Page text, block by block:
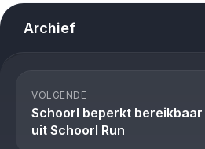
Archief
VOLGENDE
Schoorl beperkt
uit Schoorl Run